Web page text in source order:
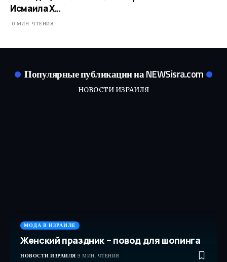
Исмаила Х…
0 МИН. ЧТЕНИЯ
Популярные публикации на NEWSisra.com
НОВОСТИ ИЗРАИЛЯ
МОДА В ИЗРАИЛЕ
Женский праздник – повод для шопинга
НОВОСТИ ИЗРАИЛЯ 3 МИН. ЧТЕНИЯ